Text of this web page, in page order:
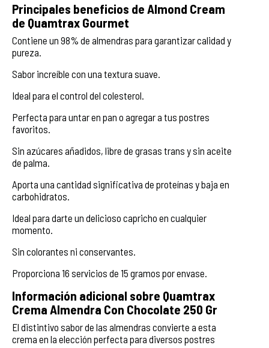
Principales beneficios de Almond Cream
de Quamtrax Gourmet
Contiene un 98% de almendras para garantizar calidad y
pureza.
Sabor increíble con una textura suave.
Ideal para el control del colesterol.
Perfecta para untar en pan o agregar a tus postres
favoritos.
Sin azúcares añadidos, libre de grasas trans y sin aceite
de palma.
Aporta una cantidad significativa de proteínas y baja en
carbohidratos.
Ideal para darte un delicioso capricho en cualquier
momento.
Sin colorantes ni conservantes.
Proporciona 16 servicios de 15 gramos por envase.
Información adicional sobre Quamtrax
Crema Almendra Con Chocolate 250 Gr
El distintivo sabor de las almendras convierte a esta
crema en la elección perfecta para diversos postres